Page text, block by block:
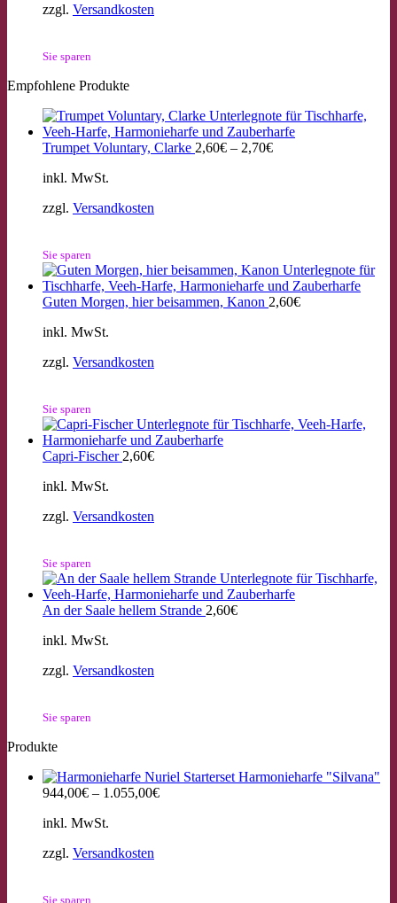
zzgl. Versandkosten
Sie sparen
Empfohlene Produkte
Trumpet Voluntary, Clarke 2,60€ – 2,70€
inkl. MwSt.
zzgl. Versandkosten
Sie sparen
Guten Morgen, hier beisammen, Kanon 2,60€
inkl. MwSt.
zzgl. Versandkosten
Sie sparen
Capri-Fischer 2,60€
inkl. MwSt.
zzgl. Versandkosten
Sie sparen
An der Saale hellem Strande 2,60€
inkl. MwSt.
zzgl. Versandkosten
Sie sparen
Produkte
Starterset Harmonieharfe "Silvana"
944,00€ – 1.055,00€
inkl. MwSt.
zzgl. Versandkosten
Sie sparen